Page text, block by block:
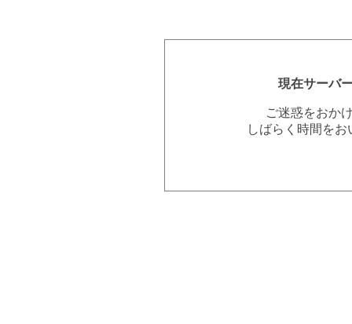
現在サーバ
ご迷惑をおか
しばらく時間を